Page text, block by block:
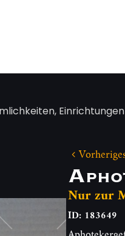
Einrichtungen
Nur zur
ID: 183649